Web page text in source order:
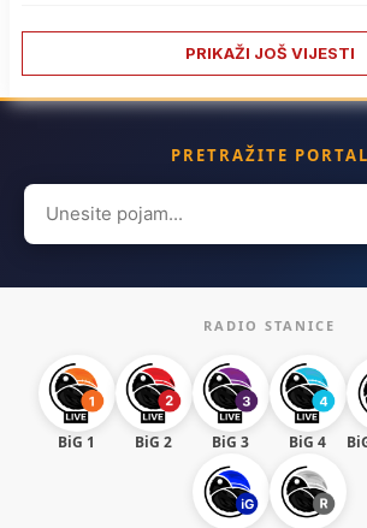
PRIKAŽI JOŠ VIJESTI
PRETRAŽITE PORTAL
Search
for:
RADIO STANICE
BiG 1 BiG 2 BiG 3 BiG 4